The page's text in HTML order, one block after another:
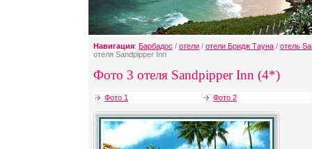
Навигация: Барбадос / отели / отели Бридж Тауна / отель
отеля Sandpipper Inn
Фото 3 отеля Sandpipper Inn (4*)
Фото 1 Фото 2